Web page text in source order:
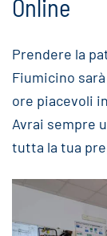
Online
Prendere la
Fiumicino
ore piacevoli
Avrai sempre
tutta la tua